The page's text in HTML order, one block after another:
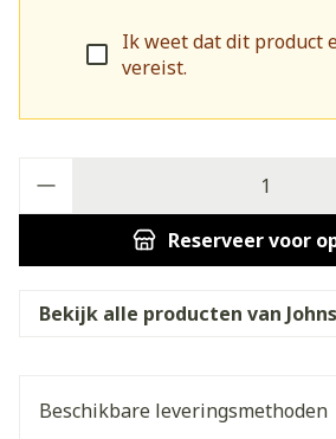
Ik weet dat dit product
vereist.
Reserveervoor
Bekijk alle producten van
Beschikbare leveringsmethoden